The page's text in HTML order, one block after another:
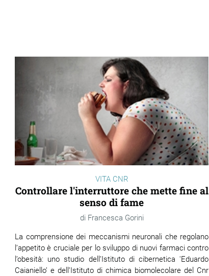
VITA CNR
Controllare l'interruttore che mette fine al
senso di fame
Francesca Gorini
La comprensione dei meccanismi neuronali che regolano
l’appetito è cruciale per lo sviluppo di nuovi farmaci contro
l’obesità: uno studio dell’Istituto di cibernetica 'Eduardo
Caianiello’ e dell’Istituto di chimica biomolecolare del Cnr